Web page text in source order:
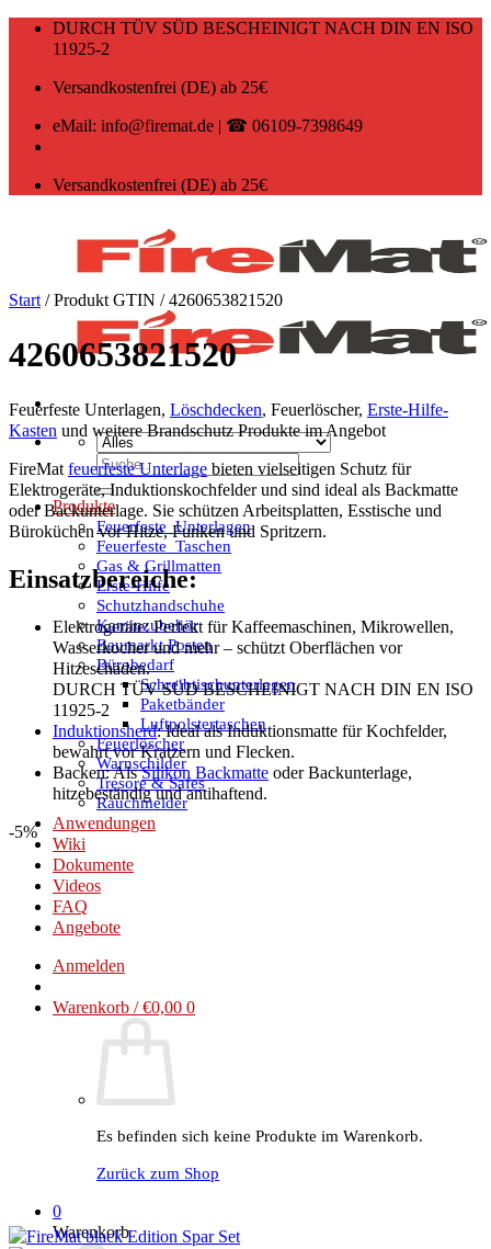
Zum
DURCH TÜV SÜD BESCHEINIGT NACH DIN EN ISO
11925-2
Versandkostenfrei (DE) ab 25€
eMail: info@firemat.de | ☎ 06109-7398649
Versandkostenfrei (DE) ab 25€
Suchen
nach:
Produkte
Feuerfeste_Unterlagen
Feuerfeste_Taschen
Gas & Grillmatten
Erste-Hilfe
Schutzhandschuhe
Kaminzubehör
Baumarkt Posten
Bürobedarf
Schreibtischunterlagen
Paketbänder
Luftpolstertaschen
Feuerlöscher
Warnschilder
Tresore & Safes
Rauchmelder
Anwendungen
Wiki
Dokumente
Videos
FAQ
Angebote
Anmelden
Warenkorb /€0,00 0
Es befinden sich keine Produkte im Warenkorb.
Zurück zum Shop
0
Warenkorb
Start /Produkt GTIN /4260653821520
4260653821520
Feuerfeste Unterlagen, Löschdecken, Feuerlöscher, Erste-Hilfe-
Kasten und weitere Brandschutz Produkte im Angebot
FireMat feuerfeste Unterlage bieten vielseitigen Schutz für
Elektrogeräte, Induktionskochfelder und sind ideal als Backmatte
oder Backunterlage. Sie schützen Arbeitsplatten, Esstische und
Büroküchen vor Hitze, Funken und Spritzern.
Einsatzbereiche:
Elektrogeräte: Perfekt für Kaffeemaschinen, Mikrowellen,
Wasserkocher und mehr – schützt Oberflächen vor
Hitzeschäden.
DURCH TÜV SÜD BESCHEINIGT NACH DIN EN ISO
11925-2
Induktionsherd: Ideal als Induktionsmatte für Kochfelder,
bewahrt vor Kratzern und Flecken.
Backen: AlsSilikon Backmatte oder Backunterlage,
hitzebeständig und antihaftend.
-5%